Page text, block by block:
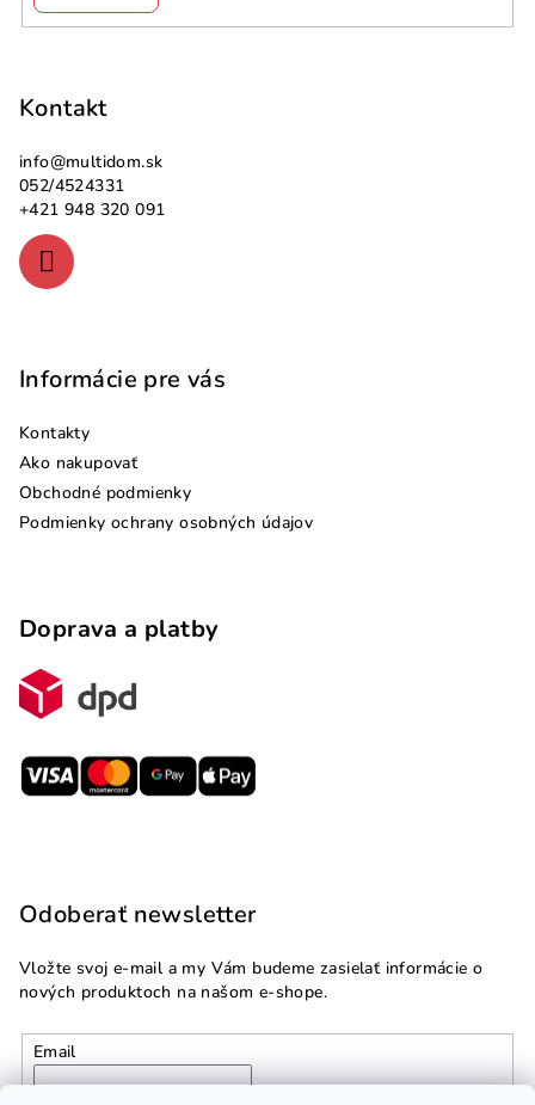
Kontakt
info@multidom.sk
052/4524331
+421 948 320 091
Informácie pre vás
Kontakty
Ako nakupovať
Obchodné podmienky
Podmienky ochrany osobných údajov
Doprava a platby
Odoberať newsletter
Vložte svoj e-mail a my Vám budeme zasielať informácie o
nových produktoch na našom e-shope.
Email